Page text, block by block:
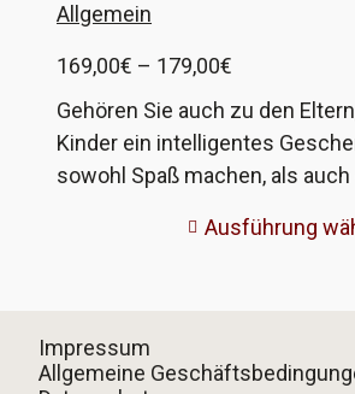
Allgemein
169,00€ – 179,00€
169,00€
bis
179,00€
Gehören Sie auch zu den
Kinder ein intelligentes
sowohl Spaß machen, als
Geschenk gefunden? Bei
Gesamtpaket, bei dem
Ihr Kind alles hat, was für einen
Ausführung
Impressum
Allgemeine